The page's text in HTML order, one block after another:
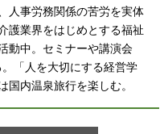
人事労務関係の苦労を実体
護業界をはじめとする福祉
動中。セミナーや講演会
「人を大切にする経営学
内温泉旅行を楽しむ。